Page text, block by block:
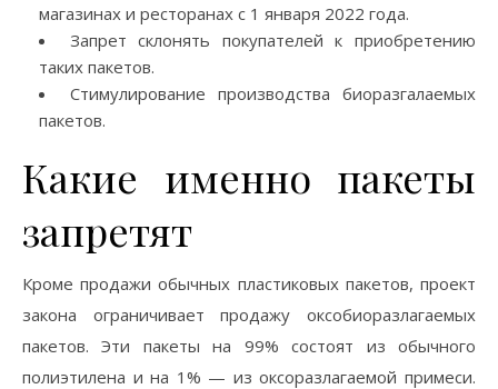
магазинах и ресторанах с 1 января 2022 года.
Запрет склонять покупателей к приобретению
таких пакетов.
Стимулирование производства биоразгалаемых
пакетов.
Какие именно пакеты
запретят
Кроме продажи обычных пластиковых пакетов, проект
закона ограничивает продажу оксобиоразлагаемых
пакетов. Эти пакеты на 99% состоят из обычного
полиэтилена и на 1% — из оксоразлагаемой примеси.